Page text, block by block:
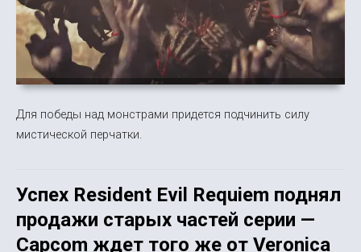
Для победы над монстрами придется подчинить силу
мистической перчатки.
Успех Resident Evil Requiem поднял
продажи старых частей серии —
Capcom ждет того же от Veronica